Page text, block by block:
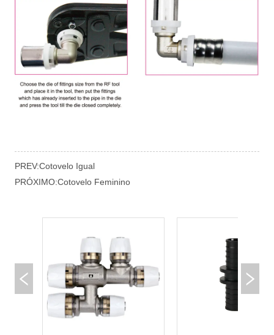
PREV:Cotovelo Igual
PRÓXIMO:Cotovelo Feminino